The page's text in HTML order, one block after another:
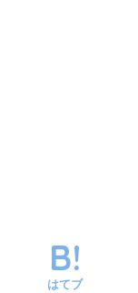
はてブ